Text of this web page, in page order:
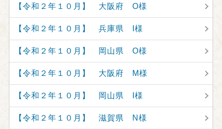
【令和２年１０月】 大阪府 O様
【令和２年１０月】 兵庫県 I様
【令和２年１０月】 岡山県 O様
【令和２年１０月】 大阪府 M様
【令和２年１０月】 岡山県 I様
【令和２年１０月】 滋賀県 N様